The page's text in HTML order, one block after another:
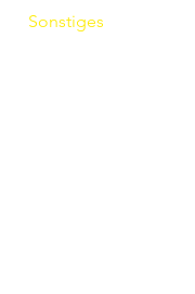
Sonstiges